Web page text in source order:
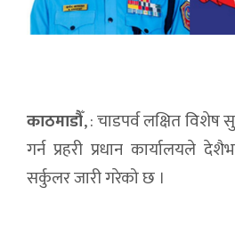
काठमाडौँ, : चाडपर्व लक्षित विशेष
गर्न प्रहरी प्रधान कार्यालयले
सर्कुलर जारी गरेको छ ।